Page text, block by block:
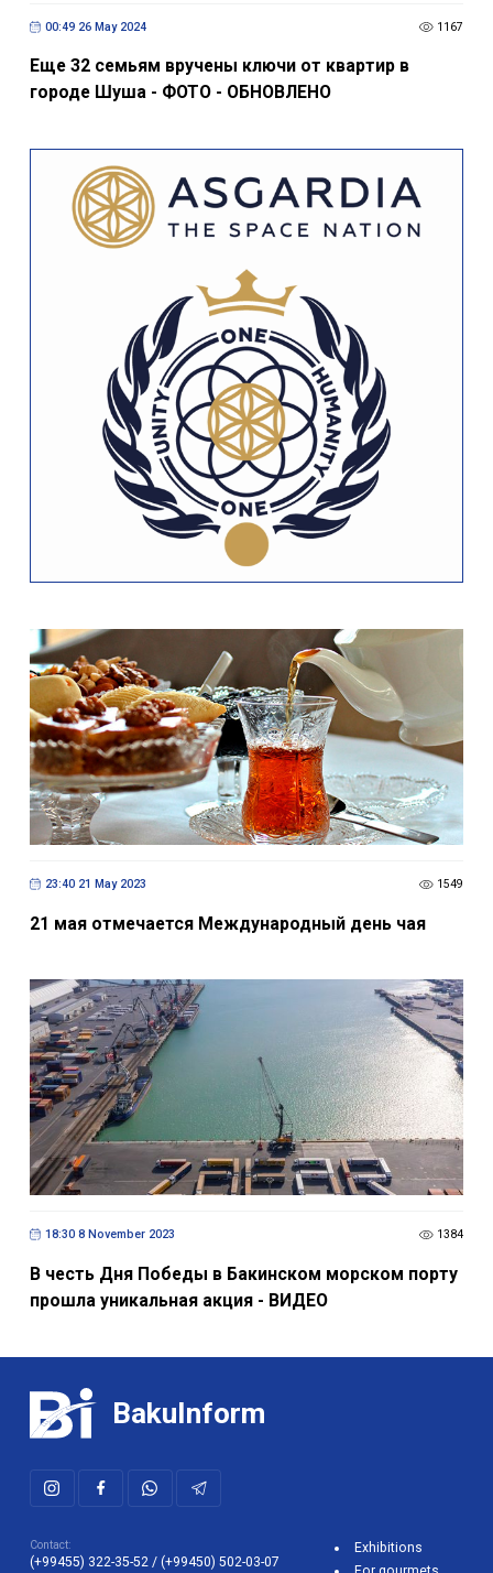
00:49 26 May 2024 1167
Еще 32 семьям вручены ключи от квартир в
городе Шуша - ФОТО - ОБНОВЛЕНО
23:40 21 May 2023 1549
21 мая отмечается Международный день чая
18:30 8 November 2023 1384
В честь Дня Победы в Бакинском морском порту
прошла уникальная акция - ВИДЕО
BakuInform
Contact:
(+99455) 322-35-52 / (+99450) 502-03-07
Exhibitions